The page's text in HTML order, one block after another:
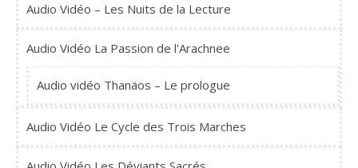
Audio Vidéo – Les Nuits de la Lecture
Audio Vidéo La Passion de l'Arachnee
Audio vidéo Thanäos – Le prologue
Audio Vidéo Le Cycle des Trois Marches